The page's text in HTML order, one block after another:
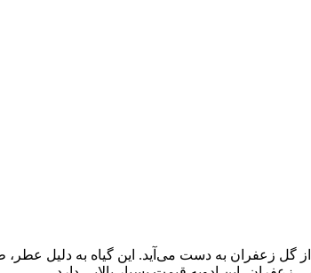
گل زعفران به دست می‌آید. این گیاه به دلیل